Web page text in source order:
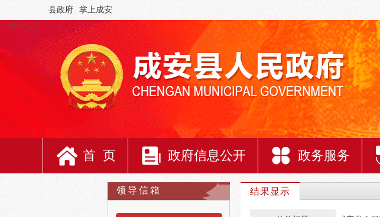
县政府 掌上成安
首 页 政府信息公开 政务服务
领导信箱 结果显示